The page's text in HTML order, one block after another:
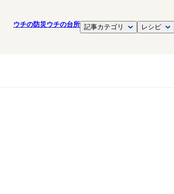
ウチの防災ウチの台所 記事カテゴリ レシピ